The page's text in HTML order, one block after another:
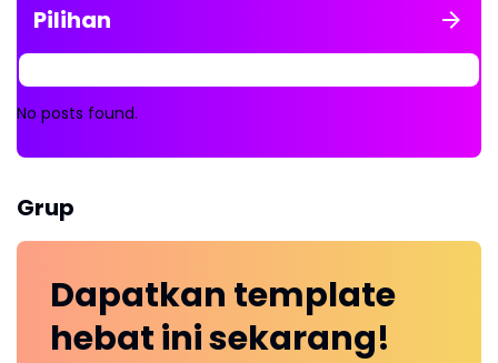
Pilihan
No posts found.
Grup
Dapatkan template
hebat inisekarang!